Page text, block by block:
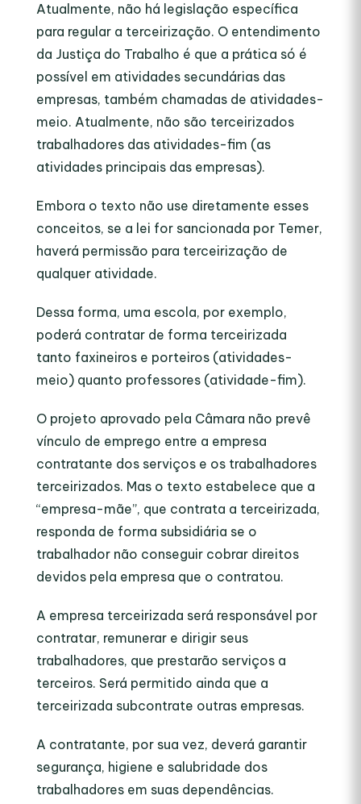
Atualmente, não há legislação específica
para regular a terceirização. O entendimento
da Justiça do Trabalho é que a prática só é
possível em atividades secundárias das
empresas, também chamadas de atividades-
meio. Atualmente, não são terceirizados
trabalhadores das atividades-fim (as
atividades principais das empresas).
Embora o texto não use diretamente esses
conceitos, se a lei for sancionada por Temer,
haverá permissão para terceirização de
qualquer atividade.
Dessa forma, uma escola, por exemplo,
poderá contratar de forma terceirizada
tanto faxineiros e porteiros (atividades-
meio) quanto professores (atividade-fim).
O projeto aprovado pela Câmara não prevê
vínculo de emprego entre a empresa
contratante dos serviços e os trabalhadores
terceirizados. Mas o texto estabelece que a
“empresa-mãe”, que contrata a terceirizada,
responda de forma subsidiária se o
trabalhador não conseguir cobrar direitos
devidos pela empresa que o contratou.
A empresa terceirizada será responsável por
contratar, remunerar e dirigir seus
trabalhadores, que prestarão serviços a
terceiros. Será permitido ainda que a
terceirizada subcontrate outras empresas.
A contratante, por sua vez, deverá garantir
segurança, higiene e salubridade dos
trabalhadores em suas dependências.